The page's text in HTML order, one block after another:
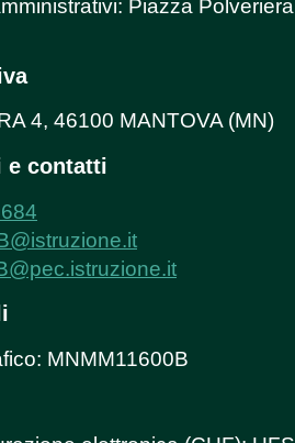
Piazza
4, 46100 MANTOVA (MN)
e contatti
MNMM11600B